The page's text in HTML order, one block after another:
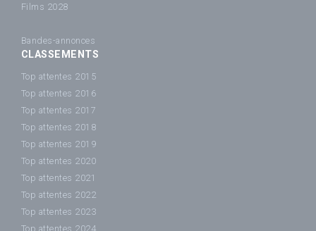
Films 2028
Bandes-annonces
CLASSEMENTS
Top attentes 2015
Top attentes 2016
Top attentes 2017
Top attentes 2018
Top attentes 2019
Top attentes 2020
Top attentes 2021
Top attentes 2022
Top attentes 2023
Top attentes 2024